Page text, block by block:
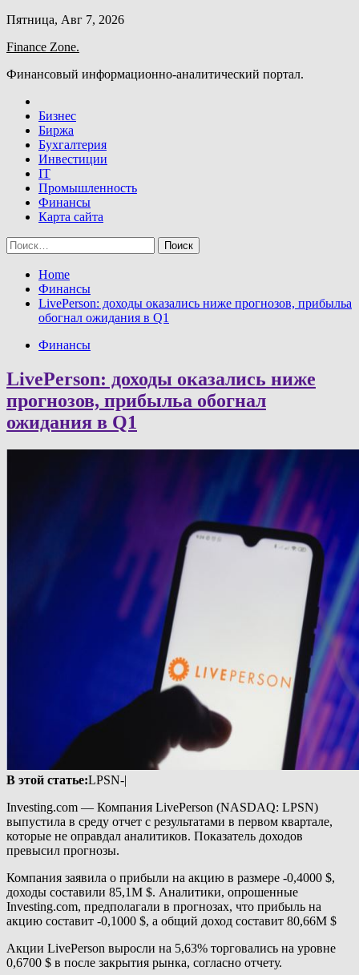
Skip
content
Пятница, Авг 7, 2026
Finance Zone.
Финансовый информационно-аналитический портал.
Бизнес
Биржа
Бухгалтерия
Инвестиции
IT
Промышленность
Финансы
Карта сайта
Найти:
Home
Финансы
LivePerson: доходы оказались ниже прогнозов, прибыльa
обогнал ожидания в Q1
Финансы
LivePerson: доходы оказались ниже
прогнозов, прибыльa обогнал
ожидания в Q1
В этой статье:LPSN-|
Investing.com — Компания LivePerson (NASDAQ: LPSN)
выпустила в среду отчет с результатами в первом квартале,
которые не оправдал аналитиков. Показатель доходов
превысил прогнозы.
Компания заявила о прибыли на акцию в размере -0,4000 $,
доходы составили 85,1M $. Аналитики, опрошенные
Investing.com, предполагали в прогнозах, что прибыль на
акцию составит -0,1000 $, а общий доход составит 80,66M $
Акции LivePerson выросли на 5,63% торговались на уровне
0,6700 $ в после закрытия рынка, согласно отчету.